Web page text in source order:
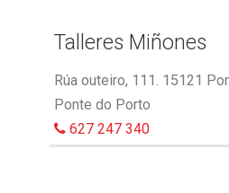
Talleres Miñones
Rúa outeiro, 111. 15121
Ponte do Porto
627 247 340